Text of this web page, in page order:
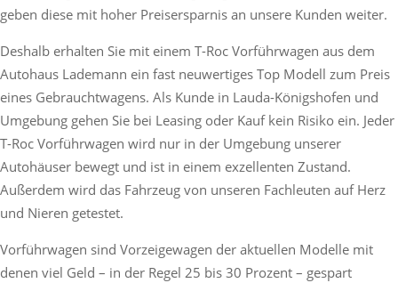
geben diese mit hoher Preisersparnis an unsere Kunden weiter.
Deshalb erhalten Sie mit einem T-Roc Vorführwagen aus dem
Autohaus Lademann ein fast neuwertiges Top Modell zum Preis
eines Gebrauchtwagens. Als Kunde in Lauda-Königshofen und
Umgebung gehen Sie bei Leasing oder Kauf kein Risiko ein. Jeder
T-Roc Vorführwagen wird nur in der Umgebung unserer
Autohäuser bewegt und ist in einem exzellenten Zustand.
Außerdem wird das Fahrzeug von unseren Fachleuten auf Herz
und Nieren getestet.
Vorführwagen sind Vorzeigewagen der aktuellen Modelle mit
denen viel Geld – in der Regel 25 bis 30 Prozent – gespart